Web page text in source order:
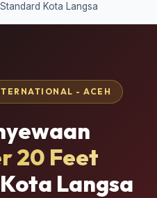
Kota Langsa
- ACEH
20 Feet
Langsa